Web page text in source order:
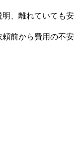
、離れていても安
前から費用の不安